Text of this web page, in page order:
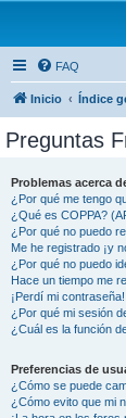
FAQ
Inicio Índice
Preguntas
Problemas acerca
¿Por qué me tengo
¿Qué es COPPA?
¿Por qué no puedo
Me he registrado ¡y
¿Por qué no puedo
Hace un tiempo me
¡Perdí mi contraseña!
¿Por qué mi sesión
¿Cuál es la función
Preferencias de
¿Cómo se puede
¿Cómo evito que mi